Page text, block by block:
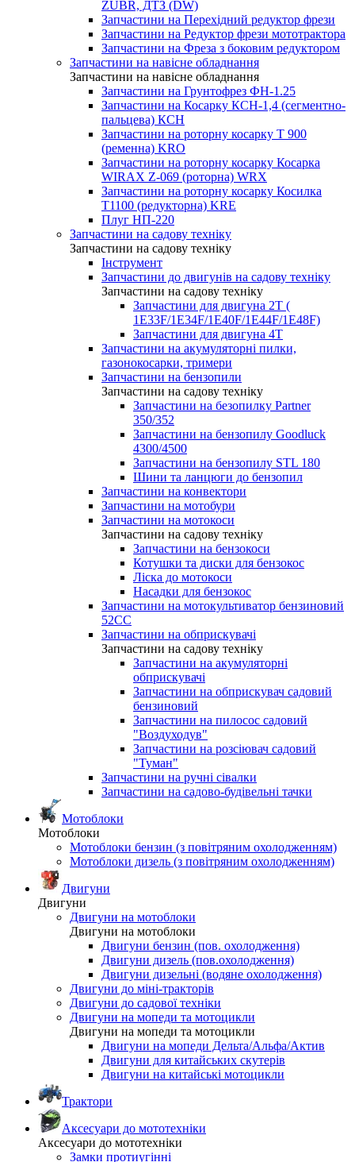
ZUBR, ДТЗ (DW)
Запчастини на Перехідний редуктор фрези
Запчастини на Редуктор фрези мототрактора
Запчастини на Фреза з боковим редуктором
Запчастини на навісне обладнання
Запчастини на навісне обладнання
Запчастини на Грунтофрез ФН-1.25
Запчастини на Косарку КСН-1,4 (сегментно-
пальцева) КСН
Запчастини на роторну косарку T 900
(ременна) KRO
Запчастини на роторну косарку Косарка
WIRAX Z-069 (роторна) WRX
Запчастини на роторну косарку Косилка
T1100 (редукторна) KRE
Плуг НП-220
Запчастини на садову техніку
Запчастини на садову техніку
Інструмент
Запчастини до двигунів на садову техніку
Запчастини на садову техніку
Запчастини для двигуна 2Т (
1Е33F/1E34F/1Е40F/1E44F/1Е48F)
Запчастини для двигуна 4Т
Запчастини на акумуляторні пилки,
газонокосарки, тримери
Запчастини на бензопили
Запчастини на садову техніку
Запчастини на безопилку Partner
350/352
Запчастини на бензопилу Goodluck
4300/4500
Запчастини на бензопилу STL 180
Шини та ланцюги до бензопил
Запчастини на конвектори
Запчастини на мотобури
Запчастини на мотокоси
Запчастини на садову техніку
Запчастини на бензокоси
Котушки та диски для бензокос
Ліска до мотокоси
Насадки для бензокос
Запчастини на мотокультиватор бензиновий
52СС
Запчастини на обприскувачі
Запчастини на садову техніку
Запчастини на акумуляторні
обприскувачі
Запчастини на обприскувач садовий
бензиновий
Запчастини на пилосос садовий
"Воздуходув"
Запчастини на розсіювач садовий
"Туман"
Запчастини на ручні сівалки
Запчастини на садово-будівельні тачки
Мотоблоки
Мотоблоки
Мотоблоки бензин (з повітряним охолодженням)
Мотоблоки дизель (з повітряним охолодженням)
Двигуни
Двигуни
Двигуни на мотоблоки
Двигуни на мотоблоки
Двигуни бензин (пов. охолодження)
Двигуни дизель (пов.охолодження)
Двигуни дизельні (водяне охолодження)
Двигуни до міні-тракторів
Двигуни до садової техніки
Двигуни на мопеди та мотоцикли
Двигуни на мопеди та мотоцикли
Двигуни на мопеди Дельта/Альфа/Актив
Двигуни для китайських скутерів
Двигуни на китайські мотоцикли
Трактори
Аксесуари до мототехніки
Аксесуари до мототехніки
Замки протиугінні